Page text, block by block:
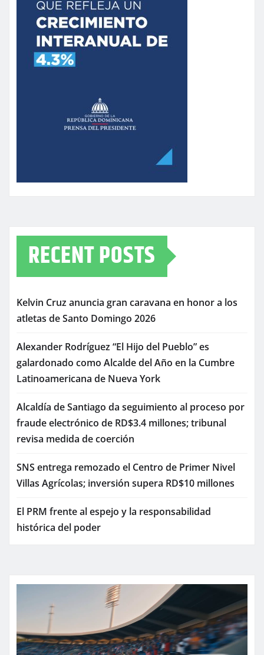
RECENT POSTS
Kelvin Cruz anuncia gran caravana en honor a los
atletas de Santo Domingo 2026
Alexander Rodríguez “El Hijo del Pueblo” es
galardonado como Alcalde del Año en la Cumbre
Latinoamericana de Nueva York
Alcaldía de Santiago da seguimiento al proceso por
fraude electrónico de RD$3.4 millones; tribunal
revisa medida de coerción
SNS entrega remozado el Centro de Primer Nivel
Villas Agrícolas; inversión supera RD$10 millones
El PRM frente al espejo y la responsabilidad
histórica del poder